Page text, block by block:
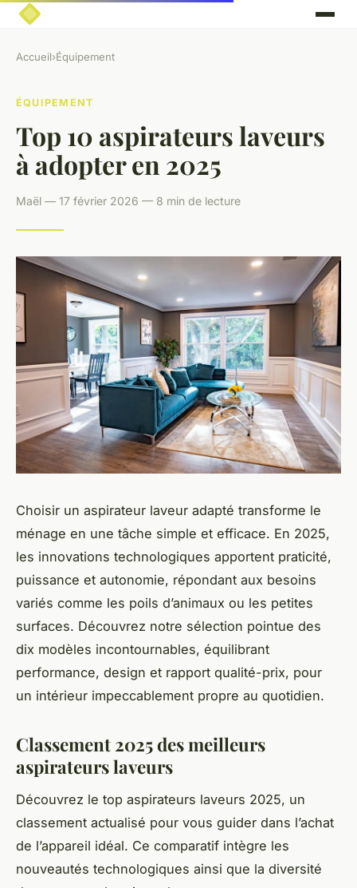
Accueil›Équipement
ÉQUIPEMENT
Top 10 aspirateurs laveurs
à adopter en 2025
Maël — 17 février 2026 — 8 min de lecture
Choisir un aspirateur laveur adapté transforme le
ménage en une tâche simple et efficace. En 2025,
les innovations technologiques apportent praticité,
puissance et autonomie, répondant aux besoins
variés comme les poils d’animaux ou les petites
surfaces. Découvrez notre sélection pointue des
dix modèles incontournables, équilibrant
performance, design et rapport qualité-prix, pour
un intérieur impeccablement propre au quotidien.
Classement 2025 des meilleurs
aspirateurs laveurs
Découvrez le top aspirateurs laveurs 2025, un
classement actualisé pour vous guider dans l’achat
de l’appareil idéal. Ce comparatif intègre les
nouveautés technologiques ainsi que la diversité